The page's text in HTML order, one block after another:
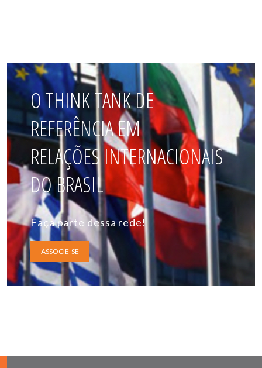
O THINK TANK DE
REFERÊNCIA EM
RELAÇÕES INTERNACIONAIS
DO BRASIL
Faça parte dessa rede!
ASSOCIE-SE